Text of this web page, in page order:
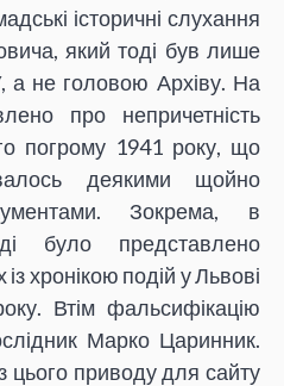
історичні слухання
який тоді був лише
не головою Архіву. На
про непричетність
погрому 1941 року, що
деякими щойно
Зокрема, в
було представлено
хронікою подій у Львові
Втім фальсифікацію
Марко Царинник.
цього приводу для сайту